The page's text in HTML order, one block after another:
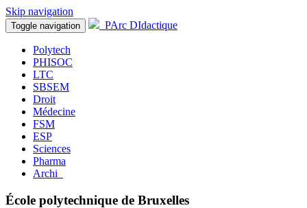
Skip navigation
Toggle navigation PArc DIdactique
Polytech
PHISOC
LTC
SBSEM
Droit
Médecine
FSM
ESP
Sciences
Pharma
Archi
École polytechnique de Bruxelles